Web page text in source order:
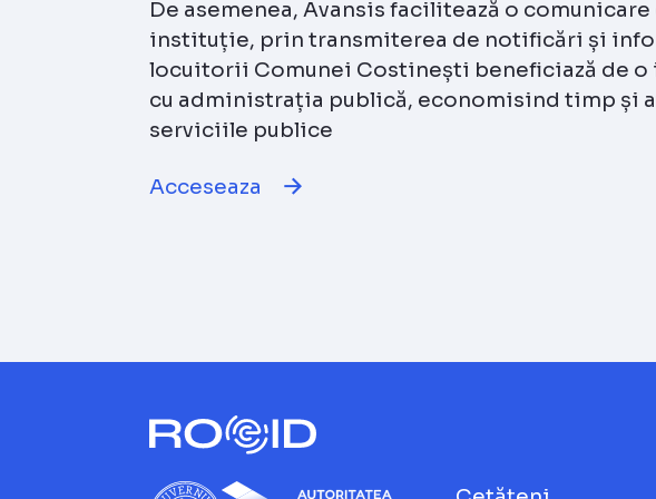
De asemenea, Avansis facilitează o
instituție, prin transmiterea de notificări și
locuitorii Comunei Costinești beneficiază de
cu administrația publică, economisind timp și
serviciile publice
Acceseaza